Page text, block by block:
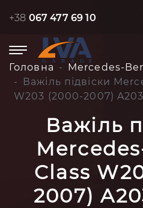
+38 067 477 69 10
Головна
Mercedes-
Важіль підвіски
W203 (2000-2007)
Важіль
Class
2007)